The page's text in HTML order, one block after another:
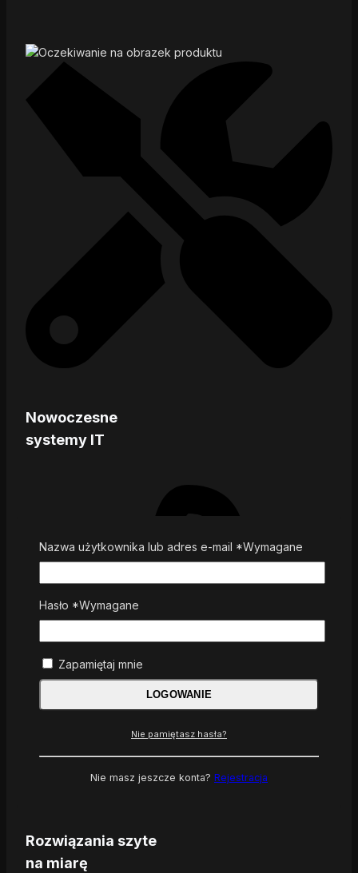
Nowoczesne
systemy IT
Rozwiązania szyte
na miarę
Nazwa użytkownika lub adres e-mail *Wymagane
Hasło *Wymagane
Zapamiętaj mnie
LOGOWANIE
Nie pamiętasz hasła?
Nie masz jeszcze konta? Rejestracja